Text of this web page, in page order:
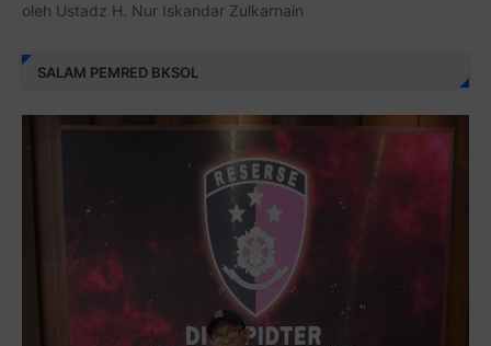
oleh Ustadz H. Nur Iskandar Zulkarnain
SALAM PEMRED BKSOL